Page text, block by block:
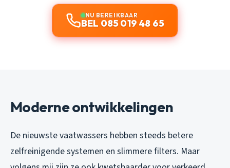
NU BEREIKBAAR
BEL 085 019 48 65
Moderne ontwikkelingen
De nieuwste vaatwassers hebben steeds betere
zelfreinigende systemen en slimmere filters. Maar